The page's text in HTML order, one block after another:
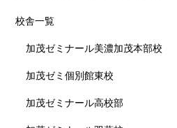
校舎一覧
加茂ゼミナール美濃加茂本部校
加茂ゼミ個別館東校
加茂ゼミナール高校部